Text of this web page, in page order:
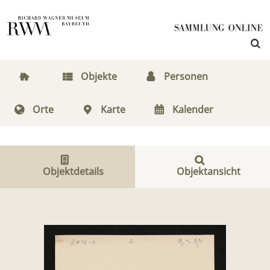
Objekte Personen
Orte Karte Kalender
Objektdetails Objektansicht